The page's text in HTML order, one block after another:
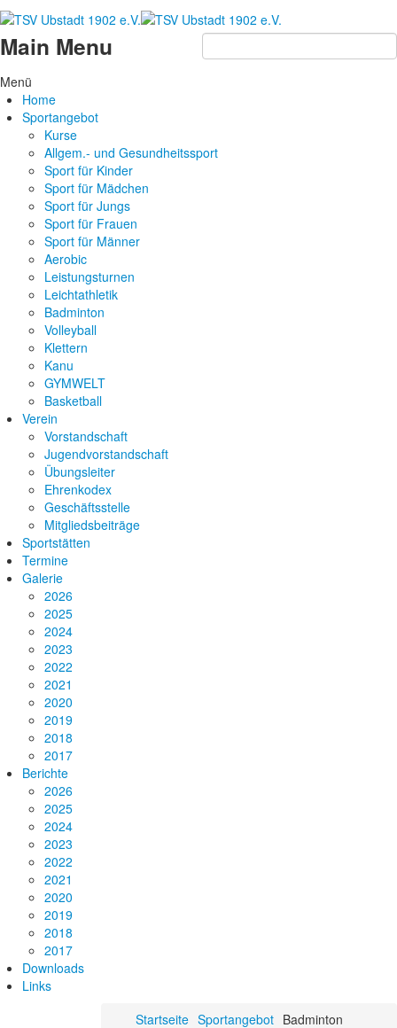
Main Menu
Menü
Home
Sportangebot
Kurse
Allgem.- und Gesundheitssport
Sport für Kinder
Sport für Mädchen
Sport für Jungs
Sport für Frauen
Sport für Männer
Aerobic
Leistungsturnen
Leichtathletik
Badminton
Volleyball
Klettern
Kanu
GYMWELT
Basketball
Verein
Vorstandschaft
Jugendvorstandschaft
Übungsleiter
Ehrenkodex
Geschäftsstelle
Mitgliedsbeiträge
Sportstätten
Termine
Galerie
2026
2025
2024
2023
2022
2021
2020
2019
2018
2017
Berichte
2026
2025
2024
2023
2022
2021
2020
2019
2018
2017
Downloads
Links
Startseite Sportangebot Badminton